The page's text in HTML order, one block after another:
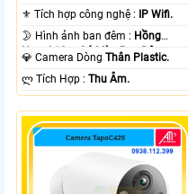
⚜️ Tích hợp công nghệ : IP Wifi.
🌛 Hình ảnh ban đêm : Hồng
Ngoại 10m Có Màu Ban Ðêm.
💎 Camera DòngThân Plastic.
️ლ Tích Hợp :Thu Âm.